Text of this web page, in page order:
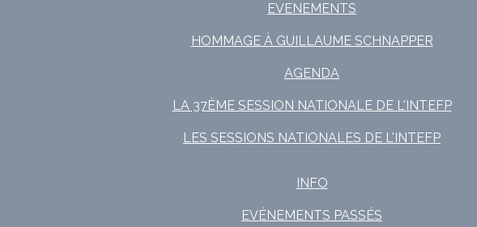
EVENEMENTS
HOMMAGE À GUILLAUME SCHNAPPER
AGENDA
LA 37ÈME SESSION NATIONALE DE L'INTEFP
LES SESSIONS NATIONALES DE L'INTEFP
INFO
EVÉNEMENTS PASSÉS